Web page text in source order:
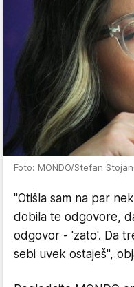
Foto: MONDO/Stefan
"Otišla sam na par
dobila te odgovore,
odgovor - 'zato'. Da
sebi uvek ostaješ",